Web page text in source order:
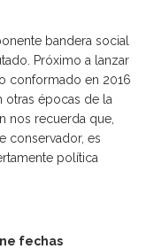
bandera social
Próximo a lanzar
conformado en 2016
épocas de la
nos recuerda que,
conservador, es
política
fechas